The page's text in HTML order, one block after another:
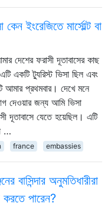
ইংরেজিতে মার্সোল্ট বা
দেশের ফরাসী দূতাবাসের কাছ
একটি ট্যুরিস্ট ভিসা ছিল এবং
আমার প্রথমবার। দেখে মনে
দেওয়ার জন্য আমি ভিসা
দূতাবাসে যেতে হয়েছিল। এটি
…
france embassies
বাসিন্দার অনুমতিধারীরা
পারেন?